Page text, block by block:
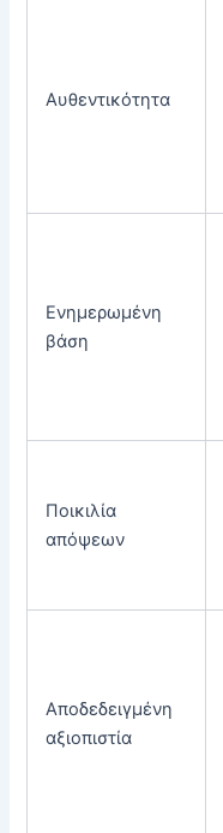
Αυθεντικότητα
Ενημερωμένη
βάση
Ποικιλία
απόψεων
Αποδεδειγμένη
αξιοπιστία